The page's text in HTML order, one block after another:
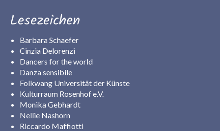
Lesezeichen
Barbara Schaefer
Cinzia Delorenzi
Dancers for the world
Danza sensibile
Folkwang Universität der Künste
Kulturraum Rosenhof e.V.
Monika Gebhardt
Nellie Nashorn
Riccardo Maffiotti